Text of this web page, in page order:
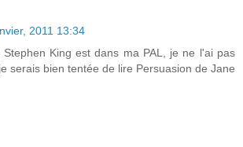
2011 13:34
Stephen King est dans ma PAL, je ne l'ai pas
serais bien tentée de lire Persuasion de Jane